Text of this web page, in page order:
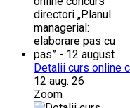
Detalii curs online
12 aug. 26
Zoom